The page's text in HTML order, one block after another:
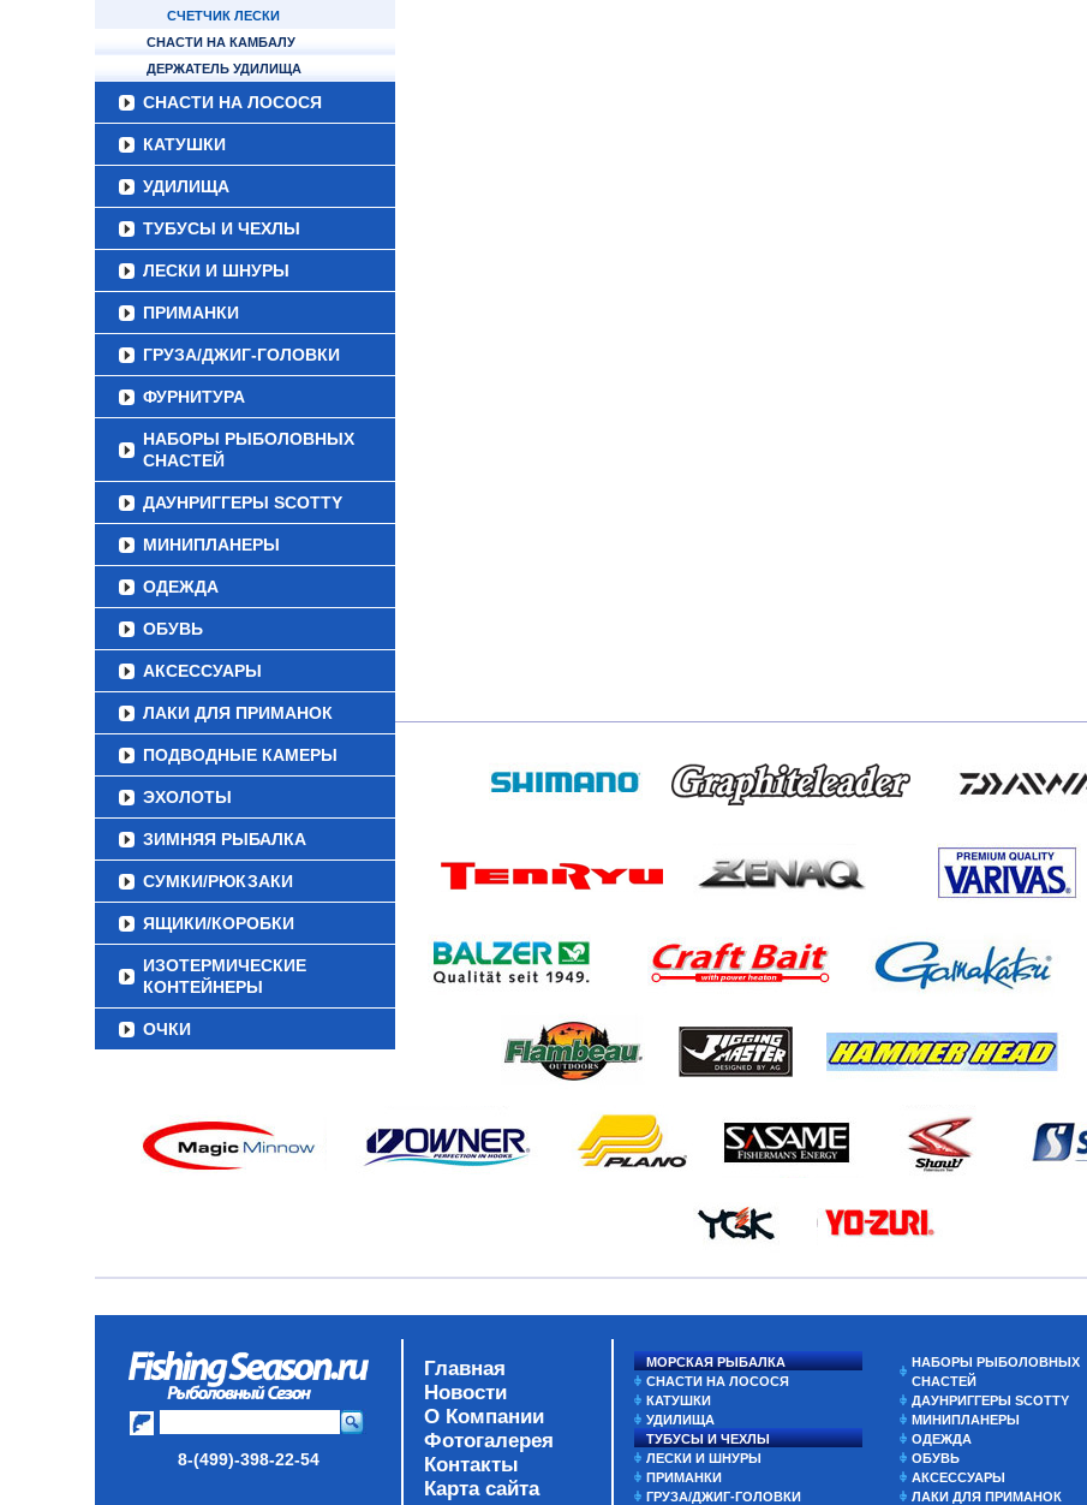
СЧЕТЧИК ЛЕСКИ
СНАСТИ НА КАМБАЛУ
ДЕРЖАТЕЛЬ УДИЛИЩА
СНАСТИ НА ЛОСОСЯ
КАТУШКИ
УДИЛИЩА
ТУБУСЫ И ЧЕХЛЫ
ЛЕСКИ И ШНУРЫ
ПРИМАНКИ
ГРУЗА/ДЖИГ-ГОЛОВКИ
ФУРНИТУРА
НАБОРЫ РЫБОЛОВНЫХ
СНАСТЕЙ
ДАУНРИГГЕРЫ SCOTTY
МИНИПЛАНЕРЫ
ОДЕЖДА
ОБУВЬ
АКСЕССУАРЫ
ЛАКИ ДЛЯ ПРИМАНОК
ПОДВОДНЫЕ КАМЕРЫ
ЭХОЛОТЫ
ЗИМНЯЯ РЫБАЛКА
СУМКИ/РЮКЗАКИ
ЯЩИКИ/КОРОБКИ
ИЗОТЕРМИЧЕСКИЕ
КОНТЕЙНЕРЫ
ОЧКИ
8-(499)-398-22-54
Главная
Новости
О Компании
Фотогалерея
Контакты
Карта сайта
МОРСКАЯ РЫБАЛКА
СНАСТИ НА ЛОСОСЯ
КАТУШКИ
УДИЛИЩА
ТУБУСЫ И ЧЕХЛЫ
ЛЕСКИ И ШНУРЫ
ПРИМАНКИ
ГРУЗА/ДЖИГ-ГОЛОВКИ
НАБОРЫ РЫБОЛОВНЫХ
СНАСТЕЙ
ДАУНРИГГЕРЫ SCOTTY
МИНИПЛАНЕРЫ
ОДЕЖДА
ОБУВЬ
АКСЕССУАРЫ
ЛАКИ ДЛЯ ПРИМАНОК